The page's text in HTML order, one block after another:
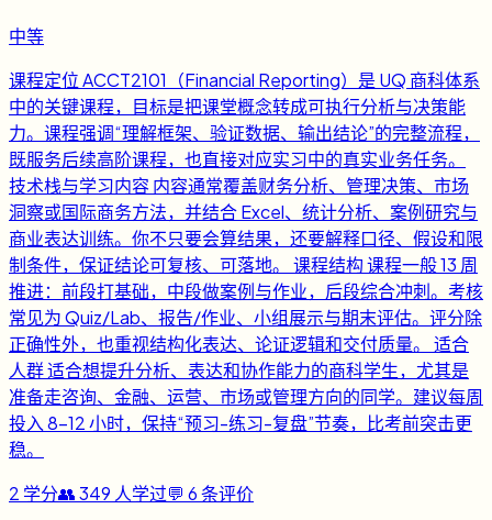
中等
课程定位 ACCT2101（Financial Reporting）是 UQ 商科体系
中的关键课程，目标是把课堂概念转成可执行分析与决策能
力。课程强调“理解框架、验证数据、输出结论”的完整流程，
既服务后续高阶课程，也直接对应实习中的真实业务任务。
技术栈与学习内容 内容通常覆盖财务分析、管理决策、市场
洞察或国际商务方法，并结合 Excel、统计分析、案例研究与
商业表达训练。你不只要会算结果，还要解释口径、假设和限
制条件，保证结论可复核、可落地。 课程结构 课程一般 13 周
推进：前段打基础，中段做案例与作业，后段综合冲刺。考核
常见为 Quiz/Lab、报告/作业、小组展示与期末评估。评分除
正确性外，也重视结构化表达、论证逻辑和交付质量。 适合
人群 适合想提升分析、表达和协作能力的商科学生，尤其是
准备走咨询、金融、运营、市场或管理方向的同学。建议每周
投入 8-12 小时，保持“预习-练习-复盘”节奏，比考前突击更
稳。
2 学分👥349 人学过💬 6条评价